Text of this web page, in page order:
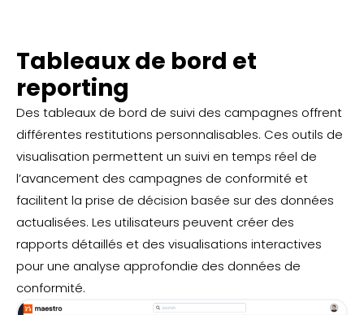
Tableaux de bord et
reporting
Des tableaux de bord de suivi des campagnes offrent
différentes restitutions personnalisables. Ces outils de
visualisation permettent un suivi en temps réel de
l’avancement des campagnes de conformité et
facilitent la prise de décision basée sur des données
actualisées. Les utilisateurs peuvent créer des
rapports détaillés et des visualisations interactives
pour une analyse approfondie des données de
conformité.